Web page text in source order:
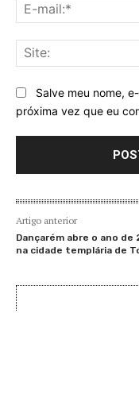
Salve meu nome,
próxima vez que eu
Artigo anterior
Dançarém abre o ano de
na cidade templária de